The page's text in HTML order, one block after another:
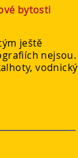
bytosti
ještě
nejsou.
vodnický